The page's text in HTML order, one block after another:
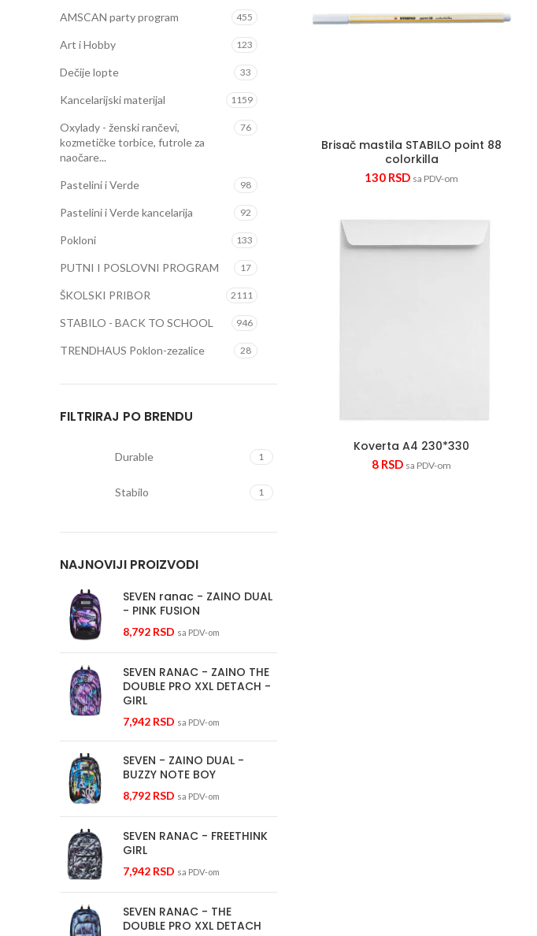
AMSCAN party program 455
Art i Hobby 123
Dečije lopte 33
Kancelarijski materijal 1159
Oxylady - ženski rančevi,
kozmetičke torbice, futrole za
naočare...
76
Pastelini i Verde 98
Pastelini i Verde kancelarija 92
Pokloni 133
PUTNI I POSLOVNI PROGRAM 17
ŠKOLSKI PRIBOR 2111
STABILO - BACK TO SCHOOL 946
TRENDHAUS Poklon-zezalice 28
FILTRIRAJ PO BRENDU
Durable 1
Stabilo 1
NAJNOVIJI PROIZVODI
SEVEN ranac - ZAINO DUAL
- PINK FUSION
8,792 RSD sa PDV-om
SEVEN RANAC - ZAINO THE
DOUBLE PRO XXL DETACH -
GIRL
7,942 RSD sa PDV-om
SEVEN - ZAINO DUAL -
BUZZY NOTE BOY
8,792 RSD sa PDV-om
SEVEN RANAC - FREETHINK
GIRL
7,942 RSD sa PDV-om
SEVEN RANAC - THE
DOUBLE PRO XXL DETACH
Brisač mastila STABILO point 88
colorkilla
130 RSD sa PDV-om
Koverta A4 230*330
8 RSD sa PDV-om